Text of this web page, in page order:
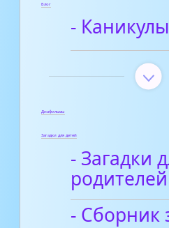
Блог
- Каникулы
Диафильмы
Загадки для детей
- Загадки
родителей
- Сборник